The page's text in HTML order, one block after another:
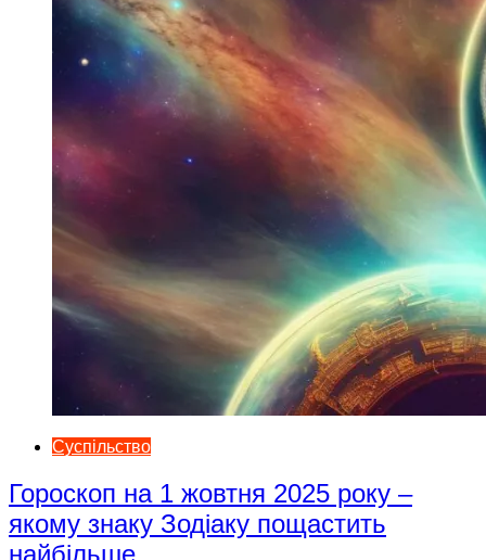
Суспільство
Гороскоп на 1 жовтня 2025 року –
якому знаку Зодіаку пощастить